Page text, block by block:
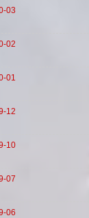
03
02
01
12
10
07
06